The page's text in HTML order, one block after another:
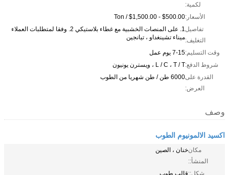
لكمية:
الأسعار:$500.00 - $1,500.00 / Ton
تفاصيل
التغليف:
1. على المنصات الخشبية مع غطاء بلاستيكي 2. وفقا لمتطلبات العملاء
ميناء تشينغداو ، تيانجين
وقت التسليم:7-15 يوم عمل
شروط الدفع:L / C ، T / T ، ويسترن يونيون
القدرة على
العرض:
6000 طن / طن شهريا من الطوب
وصف
اكسيد الالمونيوم الطوب
مكان
المنشأ::
خنان ، الصين
شكل::قالب طوب